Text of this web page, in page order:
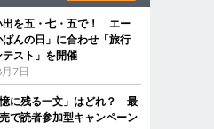
出を五・七・五で！ エー
ばんの日」に合わせ「旅行
テスト」を開催
7日
に残る一文」はどれ？ 最
で読者参加型キャンペーン